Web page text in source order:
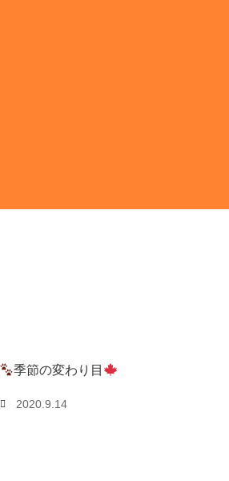
季節の変わり目
2020.9.14